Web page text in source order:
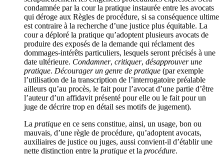
condamnée par la cour la pratique instaurée entre les avocats
qui déroge aux Règles de procédure, si sa conséquence ultime
est contraire à la recherche d’une justice plus équitable. La
cour a déploré la pratique qu’adoptent plusieurs avocats de
produire des exposés de la demande qui réclament des
dommages-intérêts particuliers, lesquels seront précisés à une
date ultérieure. Condamner, critiquer, désapprouver une
pratique. Décourager un genre de pratique (par exemple
l’utilisation de la transcription de l’interrogatoire préalable
ailleurs qu’au procès, le fait pour l’avocat d’une partie d’être
l’auteur d’un affidavit présenté pour elle ou le fait pour un
juge de décrire trop en détail ses motifs de jugement).
La pratique en ce sens constitue, ainsi, un usage, bon ou
mauvais, d’une règle de procédure, qu’adoptent avocats,
auxiliaires de justice ou juges, aussi convient-il d’établir une
nette distinction entre la pratique et la procédure.